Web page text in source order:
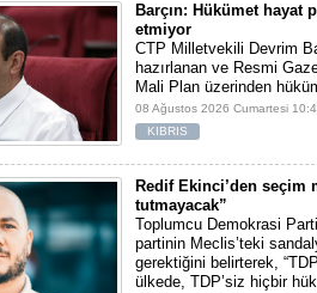
Barçın: Hükümet hayat
etmiyor
CTP Milletvekili Devrim
hazırlanan ve Resmi
Mali Plan üzerinden
08 Ağustos 2026 Cumartesi
KIBRIS
Redif Ekinci’den seçim
tutmayacak”
Toplumcu Demokrasi
partinin Meclis’teki
gerektiğini belirterek,
ülkede, TDP’siz hiçbir